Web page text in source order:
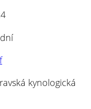
kynologická